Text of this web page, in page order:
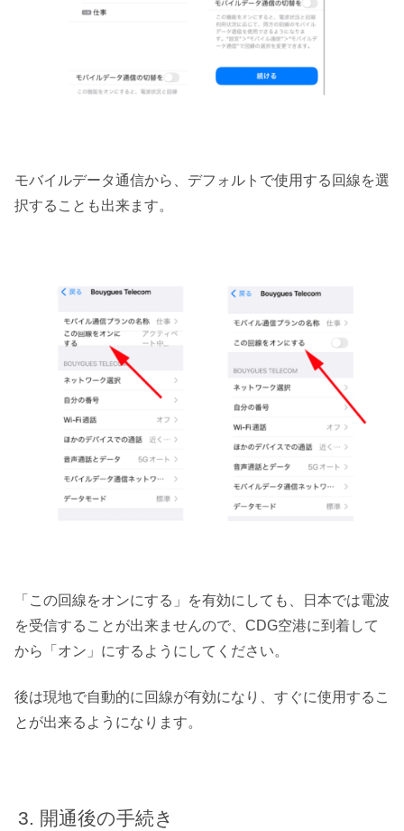
モバイルデータ通信から、デフォルトで使用する回線を選
択することも出来ます。
「この回線をオンにする」を有効にしても、日本では電波
を受信することが出来ませんので、CDG空港に到着して
から「オン」にするようにしてください。
後は現地で自動的に回線が有効になり、すぐに使用するこ
とが出来るようになります。
開通後の手続き